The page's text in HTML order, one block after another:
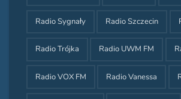
Radio Sygnały Radio Szczecin
Radio Trójka Radio UWM FM
Radio VOX FM Radio Vanessa